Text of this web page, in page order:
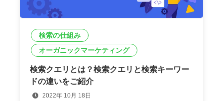
検索の仕組み
オーガニックマーケティング
検索クエリとは？検索クエリと検索キーワー
ドの違いをご紹介
2022年 10月 18日